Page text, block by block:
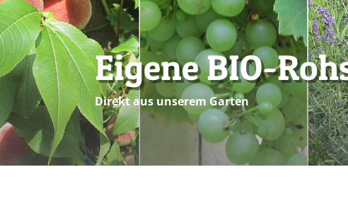
Eigene BIO-
Direkt aus unserem Garten